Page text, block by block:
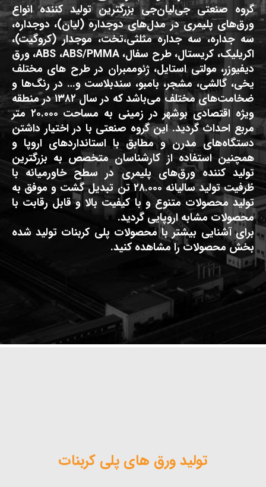
گروه صنعتی جی‌لیان‌جی بزرگترین تولید کننده انواع
ورق‌های پلیمری در مدل‌های دوجداره (لیان)، دوجداره،
سه جداره، سه جداره مثلثی،تخت، موجدار (کروگیت)،
اکریلیک، کریستال، طرح سفال، ABS ،ABS/PMMA، ورق
دیفیوزر، مولتی استایل، ژئوممبران در طرح های مختلف
یخی، گالشی، مشجر، بامبو، سندبلاست و… در رنگ‌ها و
ضخامت‌های مختلف می‌باشد که در سال ۱۳۸۲ در منطقه
ویژه اقتصادی بوشهر در زمینی به مساحت ۲۰.۰۰۰ متر
مربع احداث گردید. این گروه صنعتی با در اختیار داشتن
دستگاه‌های مدرن و مطابق با استانداردهای اروپا و
همچنین استفاده از کارشناسان متخصص به بزرگترین
تولید کننده ورق‌های پلیمری در سطح خاورمیانه با
ظرفیت تولید سالیانه ۲۸.۰۰۰ تن تبدیل گشت و موفق به
تولید محصولات متنوع و با کیفیت بالا و قابل رقابت با
محصولات مشابه اروپایی گردید.
برای آشنایی بیشتر با محصولات پلی کربنات تولید شده
بخش محصولات را مشاهده کنید.
تولید ورق های پلی کربنات